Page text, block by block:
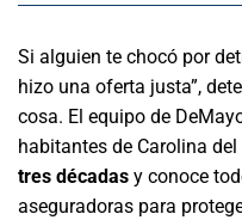
Si alguien te chocó por
hizo una oferta justa”,
cosa. El equipo de
habitantes de Carolina
tres décadas y conoce
aseguradoras para